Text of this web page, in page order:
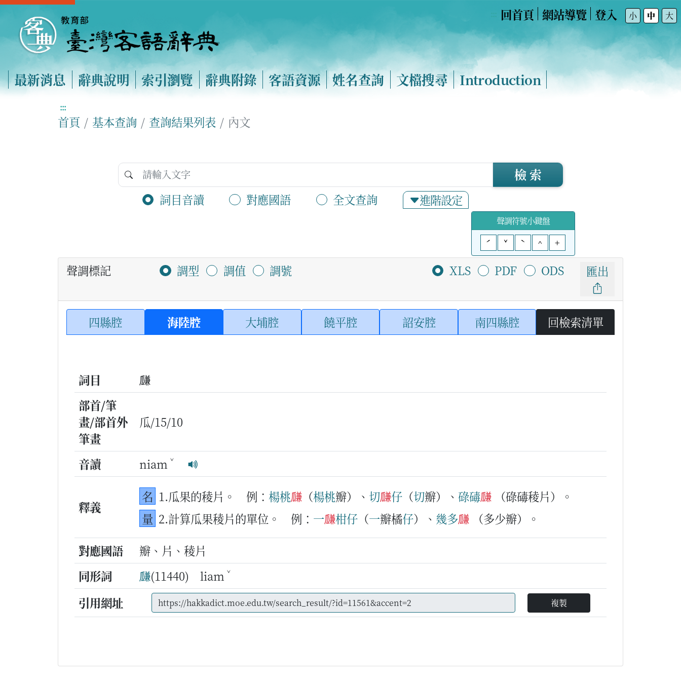
回首頁 網站導覽 登入 小 中 大
最新消息 辭典說明 索引瀏覽 辭典附錄 客語資源 姓名查詢 文檔搜尋 Introduction
:::
首頁 基本查詢 查詢結果列表 內文
詞目音讀 對應國語 全文查詢 進階設定
檢 索
聲調符號小鍵盤
ˊ
ˇ ˋ ^ +
聲調標記 調型 調值 調號 XLS PDF ODS 匯出
四縣腔 海陸腔 大埔腔 饒平腔 詔安腔 南四縣腔 回檢索清單
詞目
㼓
部首/筆
畫/部首外
筆畫
瓜/15/10
音讀 niam ˇ
釋義
名 1.瓜果的稜片。 例： 楊桃㼓 （楊桃瓣）、 切㼓仔 （切瓣）、 碌碡㼓
（碌碡稜片）。
量 2.計算瓜果稜片的單位。 例： 一㼓柑仔 （一瓣橘仔）、 幾多㼓
（多少瓣）。
對應國語
瓣、片、稜片
同形詞
㼓(11440) liam ˇ
引用網址 複製